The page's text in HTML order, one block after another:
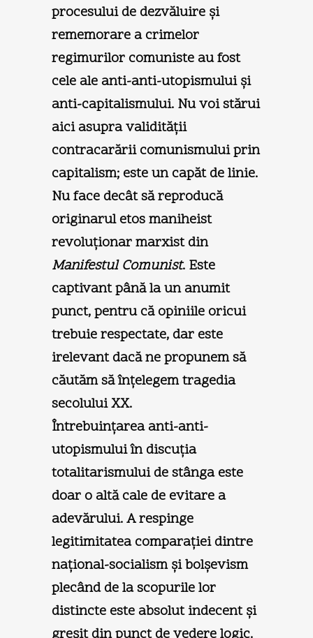
procesului de dezvăluire şi
rememorare a crimelor
regimurilor comuniste au fost
cele ale anti-anti-utopismului şi
anti-capitalismului. Nu voi stărui
aici asupra validităţii
contracarării comunismului prin
capitalism; este un capăt de linie.
Nu face decât să reproducă
originarul etos maniheist
revoluţionar marxist din
Manifestul Comunist. Este
captivant până la un anumit
punct, pentru că opiniile oricui
trebuie respectate, dar este
irelevant dacă ne propunem să
căutăm să înţelegem tragedia
secolului XX.
Întrebuinţarea anti-anti-
utopismului în discuţia
totalitarismului de stânga este
doar o altă cale de evitare a
adevărului. A respinge
legitimitatea comparaţiei dintre
naţional-socialism şi bolşevism
plecând de la scopurile lor
distincte este absolut indecent şi